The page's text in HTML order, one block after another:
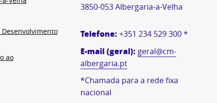
ao
3850-053 Albergaria-a-Velha
Telefone: +351 234 529 300 *
E-mail (geral): geral@cm-
albergaria.pt
*Chamada para a rede fixa
nacional